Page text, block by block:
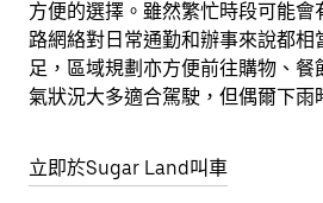
方便的選擇。雖然繁忙時段可能
路網絡對日常通勤和辦事來說都
足，區域規劃亦方便前往購物、餐
氣狀況大多適合駕駛，但偶爾下雨
立即於Sugar Land叫車